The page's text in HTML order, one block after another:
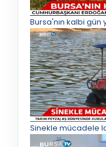
Bursa'nın kalbi gün
Sinekle mücadele